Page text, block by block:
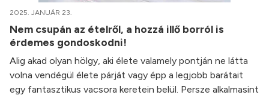
2025. JANUÁR 23.
Nem csupán az ételről, a hozzá illő borról is
érdemes gondoskodni!
Alig akad olyan hölgy, aki élete valamely pontján ne látta
volna vendégül élete párját vagy épp a legjobb barátait
egy fantasztikus vacsora keretein belül. Persze alkalmasint